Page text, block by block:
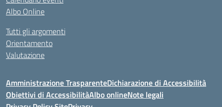
Albo Online
Tutti gli argomenti
Orientamento
Valutazione
Amministrazione TrasparenteDichiarazione di Accessibilità
Obiettivi di AccessibilitàAlbo onlineNote legali